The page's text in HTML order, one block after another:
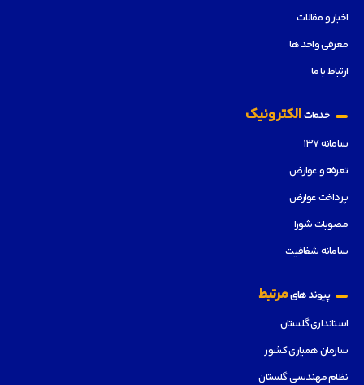
اخبار و مقالات
معرفی واحد ها
ارتباط با ما
خدماتالکترونیک
سامانه ۱۳۷
تعرفه و عوارض
پرداخت عوارض
مصوبات شورا
سامانه شفافیت
پیوند هایمرتبط
استانداری گلستان
سازمان همیاری کشور
نظام مهندسی گلستان